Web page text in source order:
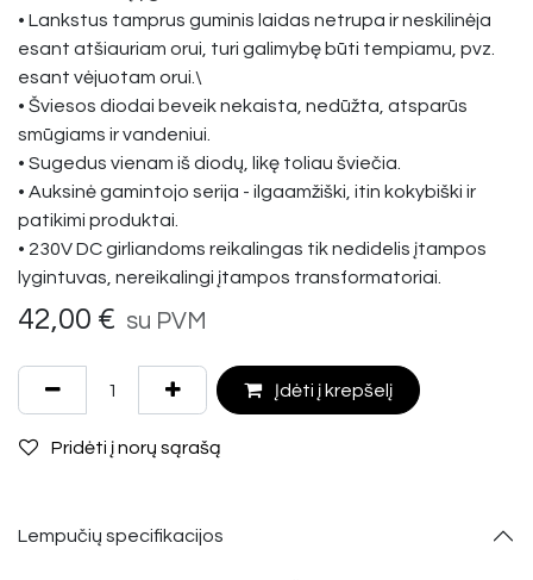
• Lankstus tamprus guminis laidas netrupa ir neskilinėja
esant atšiauriam orui, turi galimybę būti tempiamu, pvz.
esant vėjuotam orui.\
• Šviesos diodai beveik nekaista, nedūžta, atsparūs
smūgiams ir vandeniui.
• Sugedus vienam iš diodų, likę toliau šviečia.
• Auksinė gamintojo serija - ilgaamžiški, itin kokybiški ir
patikimi produktai.
• 230V DC girliandoms reikalingas tik nedidelis įtampos
lygintuvas, nereikalingi įtampos transformatoriai.
42,00 € su PVM
Įdėti į krepšelį
Pridėti į norų sąrašą
Lempučių specifikacijos